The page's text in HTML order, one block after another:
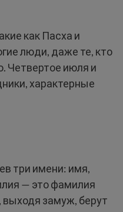
как Пасха и
люди, даже те, кто
Четвертое июля и
характерные
три имени: имя,
— это фамилия
замуж, берут